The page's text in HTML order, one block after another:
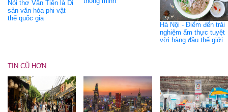
Nói thơ Vân Tiên là Di
sản văn hóa phi vật
thể quốc gia
Hà Nội - Điểm đến trải
nghiệm ẩm thực tuyệt
vời hàng đầu thế giới
TIN CŨ HƠN